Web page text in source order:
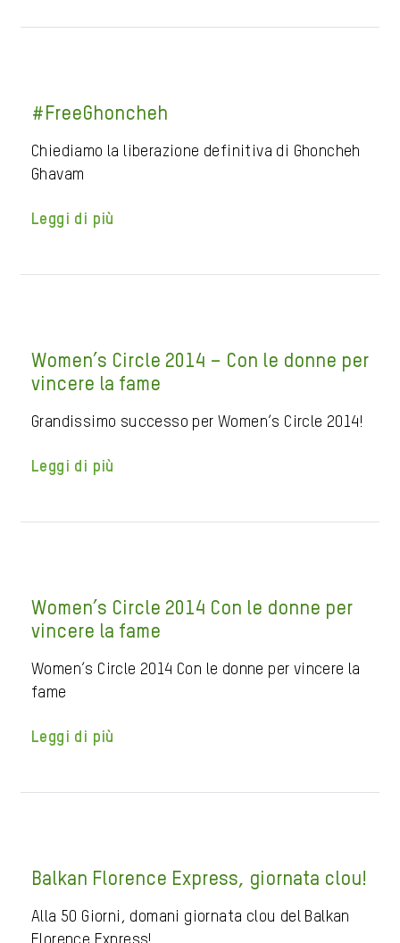
#FreeGhoncheh
Chiediamo la liberazione definitiva di Ghoncheh
Ghavam
Leggi di più
Women’s Circle 2014 – Con le donne per
vincere la fame
Grandissimo successo per Women’s Circle 2014!
Leggi di più
Women’s Circle 2014 Con le donne per
vincere la fame
Women’s Circle 2014 Con le donne per vincere la
fame
Leggi di più
Balkan Florence Express, giornata clou!
Alla 50 Giorni, domani giornata clou del Balkan